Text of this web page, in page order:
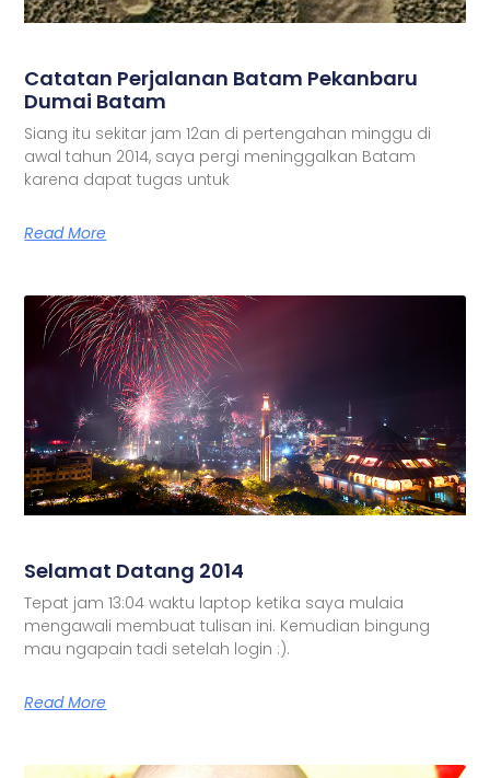
Catatan Perjalanan Batam Pekanbaru
Dumai Batam
Siang itu sekitar jam 12an di pertengahan minggu di
awal tahun 2014, saya pergi meninggalkan Batam
karena dapat tugas untuk
Read More
Selamat Datang 2014
Tepat jam 13:04 waktu laptop ketika saya mulaia
mengawali membuat tulisan ini. Kemudian bingung
mau ngapain tadi setelah login :).
Read More